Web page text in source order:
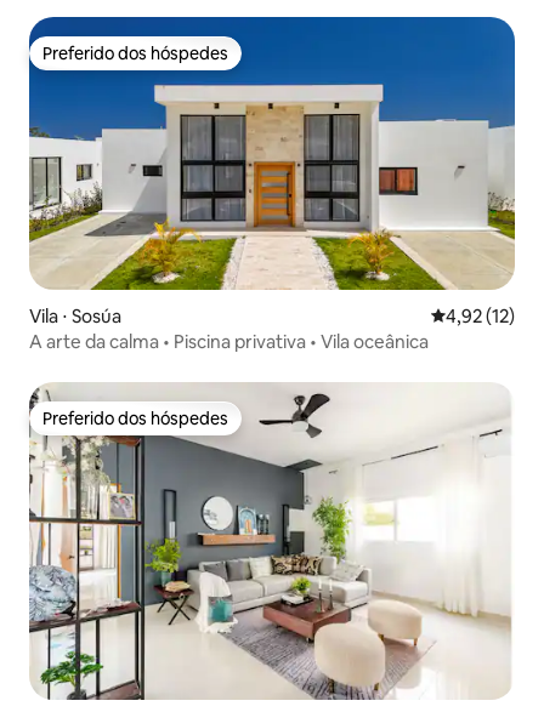
Preferido dos hóspedes
Preferido dos hóspedes
Vila ⋅ Sosúa 4,92 de uma
4,92 (12)
A arte da calma • Piscina privativa • Vila oceânica
Preferido dos hóspedes
Preferido dos hóspedes